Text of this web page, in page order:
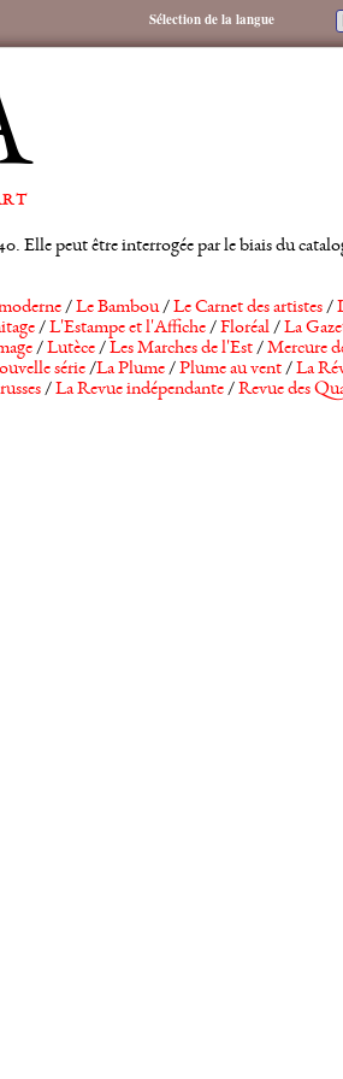
Elle peut être interrogée par le biais du
/Le Bambou/Le Carnet des artistes/
/L'Estampe et l'Affiche/Floréal/La
/Lutèce/Les Marches de l'Est/Mercure
série/La Plume/Plume au vent/La
/La Revue indépendante/Revue des
Sélection de la langue